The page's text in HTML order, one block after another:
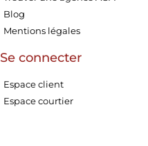
Blog
Mentions légales
Se connecter
Espace client
Espace courtier